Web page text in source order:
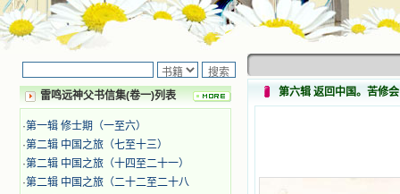
雷鸣远神父书信集(卷一)列表
·第一辑 修士期（一至六）
·第二辑 中国之旅（七至十三）
·第二辑 中国之旅（十四至二十一）
·第二辑 中国之旅（二十二至二十八
第六辑 返回中国。苦修